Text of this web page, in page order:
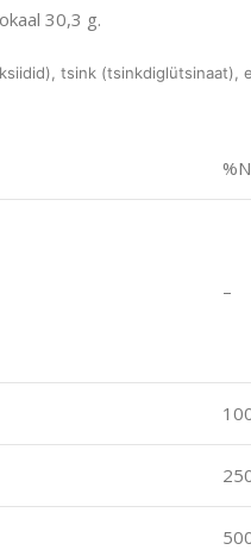
30,3 g.
tsink (tsinkdiglütsinaat),
–